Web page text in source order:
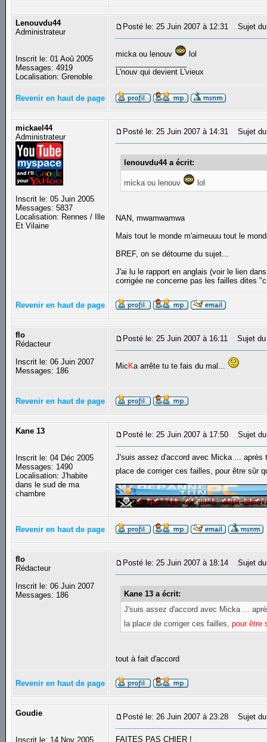
Lenouvdu44
Administrateur
Inscrit le: 01 Aoû 2005
Messages: 4919
Localisation: Grenoble
Posté le: 25 Juin 2007 à 12:31 Sujet
micka ou lenouv
lol
L'nouv qui devient L'vieux
Revenir en haut de page
mickael44
Administrateur
Inscrit le: 05 Juin 2005
Messages: 5837
Localisation: Rennes / Ille
Et Vilaine
Posté le: 25 Juin 2007 à 14:31 Sujet
lenouvdu44 a écrit:
micka ou lenouv lol
NAN, mwamwamwa
Mais tout le monde m'aimeuuu tout le
BREF, on se détourne du sujet...
J'ai lu le rapport en anglais (voir le lien
corrigée ne concerne pas les failles dites
Revenir en haut de page
flo
Rédacteur
Inscrit le: 06 Juin 2007
Messages: 186
Posté le: 25 Juin 2007 à 16:11 Sujet du
Mic Ka arrête tu te fais du mal...
Revenir en haut de page
Kane 13
Inscrit le: 04 Déc 2005
Messages: 1490
Localisation: J'habite
dans le sud de ma
chambre
Posté le: 25 Juin 2007 à 17:50 Sujet
J'suis assez d'accord avec Micka ...
place de corriger ces failles, pour être sûr
Revenir en haut de page
flo
Rédacteur
Inscrit le: 06 Juin 2007
Messages: 186
Posté le: 25 Juin 2007 à 18:14 Sujet
Kane 13 a écrit:
J'suis assez d'accord avec Micka ...
la place de corriger ces failles, pour être
tout à fait d'accord
Revenir en haut de page
Goudie
Inscrit le: 14 Nov 2005
Posté le: 26 Juin 2007 à 23:28 Sujet
FAITES PAS CHIER !